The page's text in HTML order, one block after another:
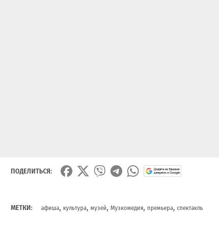
ПОДЕЛИТЬСЯ:
МЕТКИ: афиша, культура,музей,Музкомедия, премьера,спектакль